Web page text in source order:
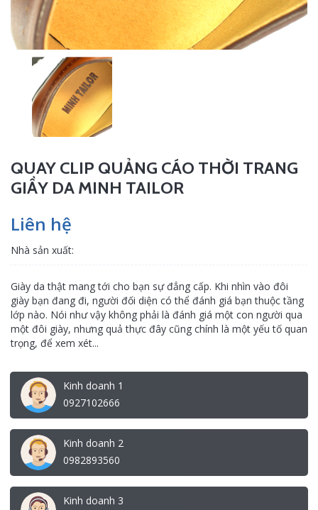
QUAY CLIP QUẢNG CÁO THỜI TRANG
GIẦY DA MINH TAILOR
Liên hệ
Nhà sản xuất:
Giày da thật mang tới cho bạn sự đẳng cấp. Khi nhìn vào đôi
giày bạn đang đi, người đối diện có thể đánh giá bạn thuộc tầng
lớp nào. Nói như vậy không phải là đánh giá một con người qua
một đôi giày, nhưng quả thực đây cũng chính là một yếu tố quan
trọng, để xem xét...
Kinh doanh 1
0927102666
Kinh doanh 2
0982893560
Kinh doanh 3